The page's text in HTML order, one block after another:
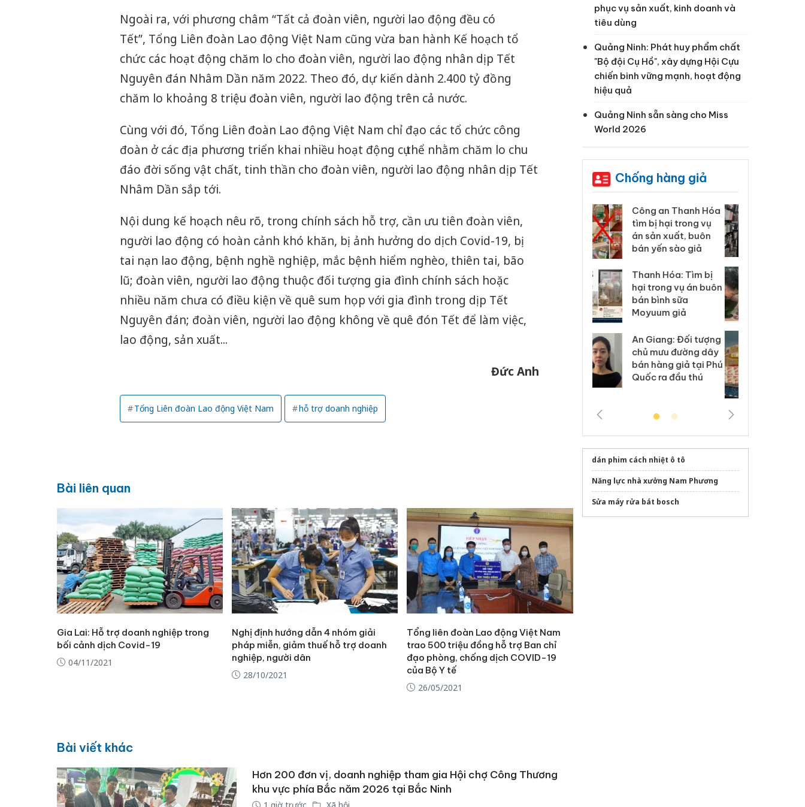
Ngoài ra, với phương châm “Tất cả đoàn viên, người lao động đều có
Tết”, Tổng Liên đoàn Lao động Việt Nam cũng vừa ban hành Kế hoạch tổ
chức các hoạt động chăm lo cho đoàn viên, người lao động nhân dịp Tết
Nguyên đán Nhâm Dần năm 2022. Theo đó, dự kiến dành 2.400 tỷ đồng
chăm lo khoảng 8 triệu đoàn viên, người lao động trên cả nước.
Cùng với đó, Tổng Liên đoàn Lao động Việt Nam chỉ đạo các tổ chức công
đoàn ở các địa phương triển khai nhiều hoạt động cụ thể nhằm chăm lo chu
đáo đời sống vật chất, tinh thần cho đoàn viên, người lao động nhân dịp Tết
Nhâm Dần sắp tới.
Nội dung kế hoạch nêu rõ, trong chính sách hỗ trợ, cần ưu tiên đoàn viên,
người lao động có hoàn cảnh khó khăn, bị ảnh hưởng do dịch Covid-19, bị
tai nạn lao động, bệnh nghề nghiệp, mắc bệnh hiểm nghèo, thiên tai, bão
lũ; đoàn viên, người lao động thuộc đối tượng gia đình chính sách hoặc
nhiều năm chưa có điều kiện về quê sum họp với gia đình trong dịp Tết
Nguyên đán; đoàn viên, người lao động không về quê đón Tết để làm việc,
lao động, sản xuất...
Đức Anh
Tổng Liên đoàn Lao động Việt Nam hỗ trợ doanh nghiệp
Bài liên quan
Gia Lai: Hỗ trợ doanh nghiệp trong
bối cảnh dịch Covid-19
04/11/2021
Nghị định hướng dẫn 4 nhóm giải
pháp miễn, giảm thuế hỗ trợ doanh
nghiệp, người dân
28/10/2021
Tổng liên đoàn Lao động Việt Nam
trao 500 triệu đồng hỗ trợ Ban chỉ
đạo phòng, chống dịch COVID-19
của Bộ Y tế
26/05/2021
Bài viết khác
Hơn 200 đơn vị, doanh nghiệp tham gia Hội chợ Công Thương
khu vực phía Bắc năm 2026 tại Bắc Ninh
phục vụ sản xuất, kinh doanh và
tiêu dùng
Quảng Ninh: Phát huy phẩm chất
"Bộ đội Cụ Hồ", xây dựng Hội Cựu
chiến binh vững mạnh, hoạt động
hiệu quả
Quảng Ninh sẵn sàng cho Miss
World 2026
Chống hàng giả
tìm bị hại trong vụ
án sản xuất, buôn
bán yến sào giả
Thanh Hóa: Tìm bị
hại trong vụ án buôn
bán bình sữa
Moyuum giả
bán hàng giả tại Phú
Quốc ra đầu thú
Lào Cai xử lý 83 vụ vi
phạm thương mại
trong tháng 7
Hưng Yên: Xử lý 6 hộ
kinh doanh bán hàng
giả mạo nhãn hiệu
Adidas, Nike
Cà Mau: Tiêu hủy
công khai hàng ngàn
sản phẩm nhập lậu,
bảo vệ môi trường
dán phim cách nhiệt ô tô
Năng lực nhà xưởng Nam Phương
Sửa máy rửa bát bosch